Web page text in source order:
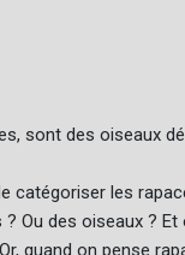
sont des oiseaux
catégoriser les
Ou des oiseaux ?
quand on pense